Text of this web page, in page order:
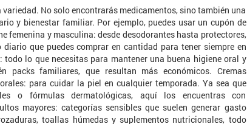
No solo encontrarás medicamentos, sino también una
y bienestar familiar. Por ejemplo, puedes usar un cupón de
femenina y masculina: desde desodorantes hasta protectores,
que puedes comprar en cantidad para tener siempre en
lo que necesitas para mantener una buena higiene oral y
packs familiares, que resultan más económicos. Cremas
para cuidar la piel en cualquier temporada. Ya sea que
o fórmulas dermatológicas, aquí los encuentras con
mayores: categorías sensibles que suelen generar gasto
toallas húmedas y suplementos nutricionales, todo